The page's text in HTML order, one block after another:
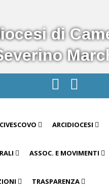
di
ARCIDIOCESI
ASSOC. E MOVIMENTI
TRASPARENZA